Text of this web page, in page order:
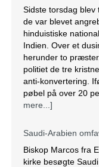
Sidste torsdag
de var blevet
hinduistiske
Indien. Over et
herunder to
politiet de tre
anti-konvertering.
pøbel på over 20
mere...]
Saudi-Arabien
Biskop Marcos fra
kirke besøgte